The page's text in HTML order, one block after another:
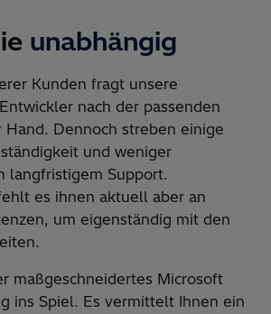
unabhängig
Kunden fragt unsere
nach der passenden
Hand. Dennoch streben einige
und weniger
langfristigem Support.
es ihnen aktuell aber an
um eigenständig mit den
maßgeschneidertes Microsoft
ins Spiel. Es vermittelt Ihnen ein